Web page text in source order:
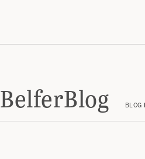
BelferBlog BLOG